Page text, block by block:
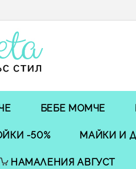
БЕБЕ МОМЧЕ
-50% МАЙКИ И
НАМАЛЕНИЯ АВГУСТ